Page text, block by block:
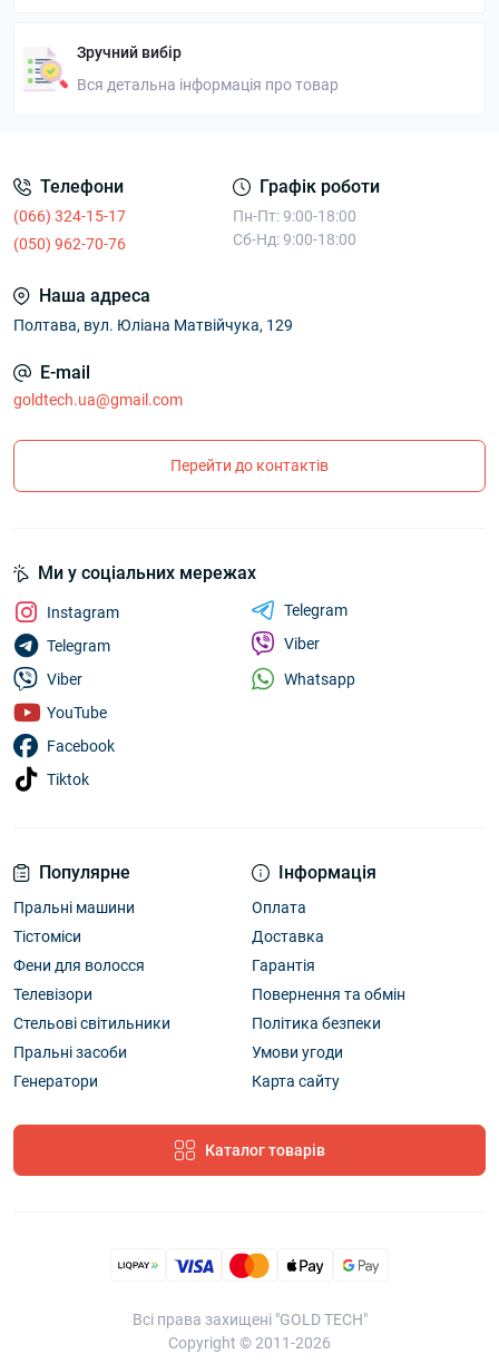
Зручний вибір
Вся детальна інформація про товар
Телефони
(066) 324-15-17
(050) 962-70-76
Графік роботи
Пн-Пт: 9:00-18:00
Сб-Нд: 9:00-18:00
Наша адреса
Полтава, вул. Юліана Матвійчука, 129
E-mail
goldtech.ua@gmail.com
Перейти до контактів
Популярне
Пральні машини
Тістоміси
Фени для волосся
Телевізори
Стельові світильники
Пральні засоби
Генератори
Інформація
Оплата
Доставка
Гарантія
Повернення та обмін
Політика безпеки
Умови угоди
Карта сайту
Каталог товарів
Ми у соціальних мережах
Instagram
Telegram
Viber
YouTube
Facebook
Tiktok
Telegram
Viber
Whatsapp
Всі права захищені "GOLD TECH"
Copyright © 2011-2026